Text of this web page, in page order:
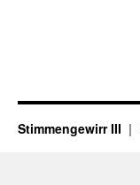
Stimmengewirr III